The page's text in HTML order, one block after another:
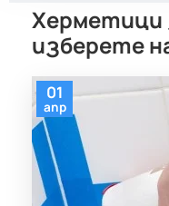
m
eХерметици
изберете
01
апр